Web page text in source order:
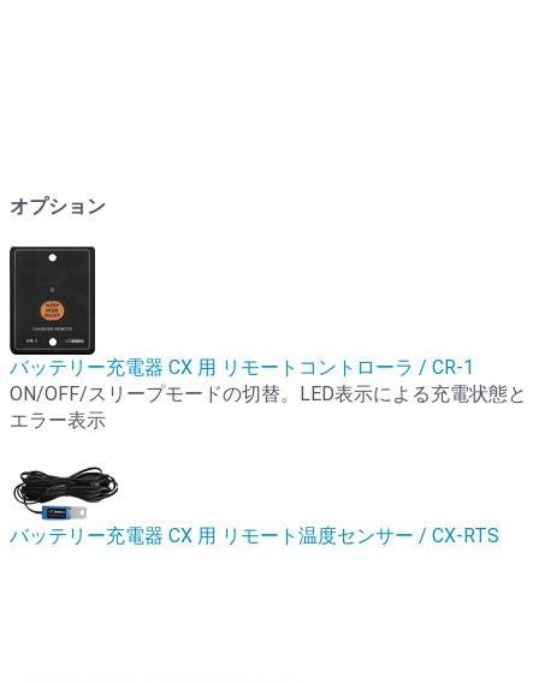
オプション
バッテリー充電器 CX 用 リモートコントローラ / CR-1
ON/OFF/スリープモードの切替。LED表示による充電状態と
エラー表示
バッテリー充電器 CX 用 リモート温度センサー / CX-RTS